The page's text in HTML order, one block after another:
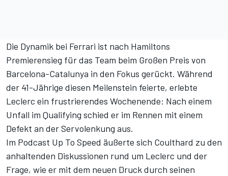
Die Dynamik bei Ferrari ist nach Hamiltons
Premierensieg für das Team beim Großen Preis von
Barcelona-Catalunya in den Fokus gerückt. Während
der 41-Jährige diesen Meilenstein feierte, erlebte
Leclerc ein frustrierendes Wochenende: Nach einem
Unfall im Qualifying schied er im Rennen mit einem
Defekt an der Servolenkung aus.
Im Podcast Up To Speed äußerte sich Coulthard zu den
anhaltenden Diskussionen rund um Leclerc und der
Frage, wie er mit dem neuen Druck durch seinen